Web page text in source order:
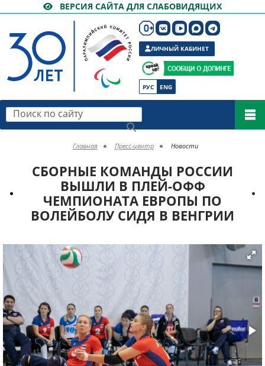
ВЕРСИЯ САЙТА ДЛЯ СЛАБОВИДЯЩИХ
РУС ENG
ЛИЧНЫЙ КАБИНЕТ
Поиск по сайту
Главная Пресс-центр Новости
СБОРНЫЕ КОМАНДЫ РОССИИ
ВЫШЛИ В ПЛЕЙ-ОФФ
ЧЕМПИОНАТА ЕВРОПЫ ПО
ВОЛЕЙБОЛУ СИДЯ В ВЕНГРИИ